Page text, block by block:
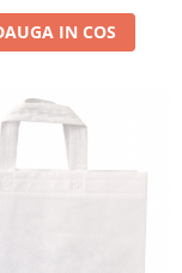
IN COS